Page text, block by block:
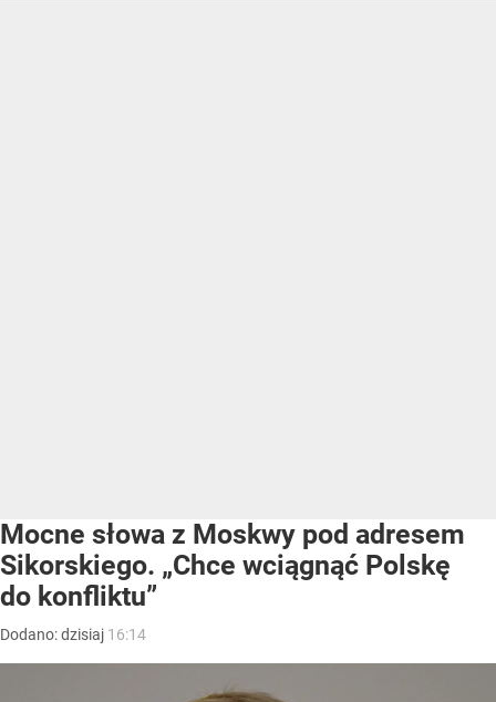
Mocne słowa z Moskwy pod adresem
Sikorskiego. „Chce wciągnąć Polskę
do konfliktu”
Dodano:dzisiaj 16:14